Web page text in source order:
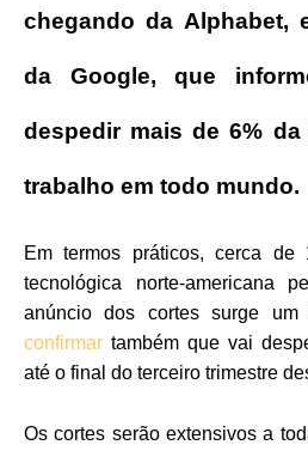
chegando da Alphabet,
da Google, que
despedir mais de 6%
trabalho em todo mundo.
Em termos práticos, cerca de
tecnológica norte-americana
anúncio dos cortes surge
confirmar também que vai
até o final do terceiro trimestre
Os cortes serão extensivos a